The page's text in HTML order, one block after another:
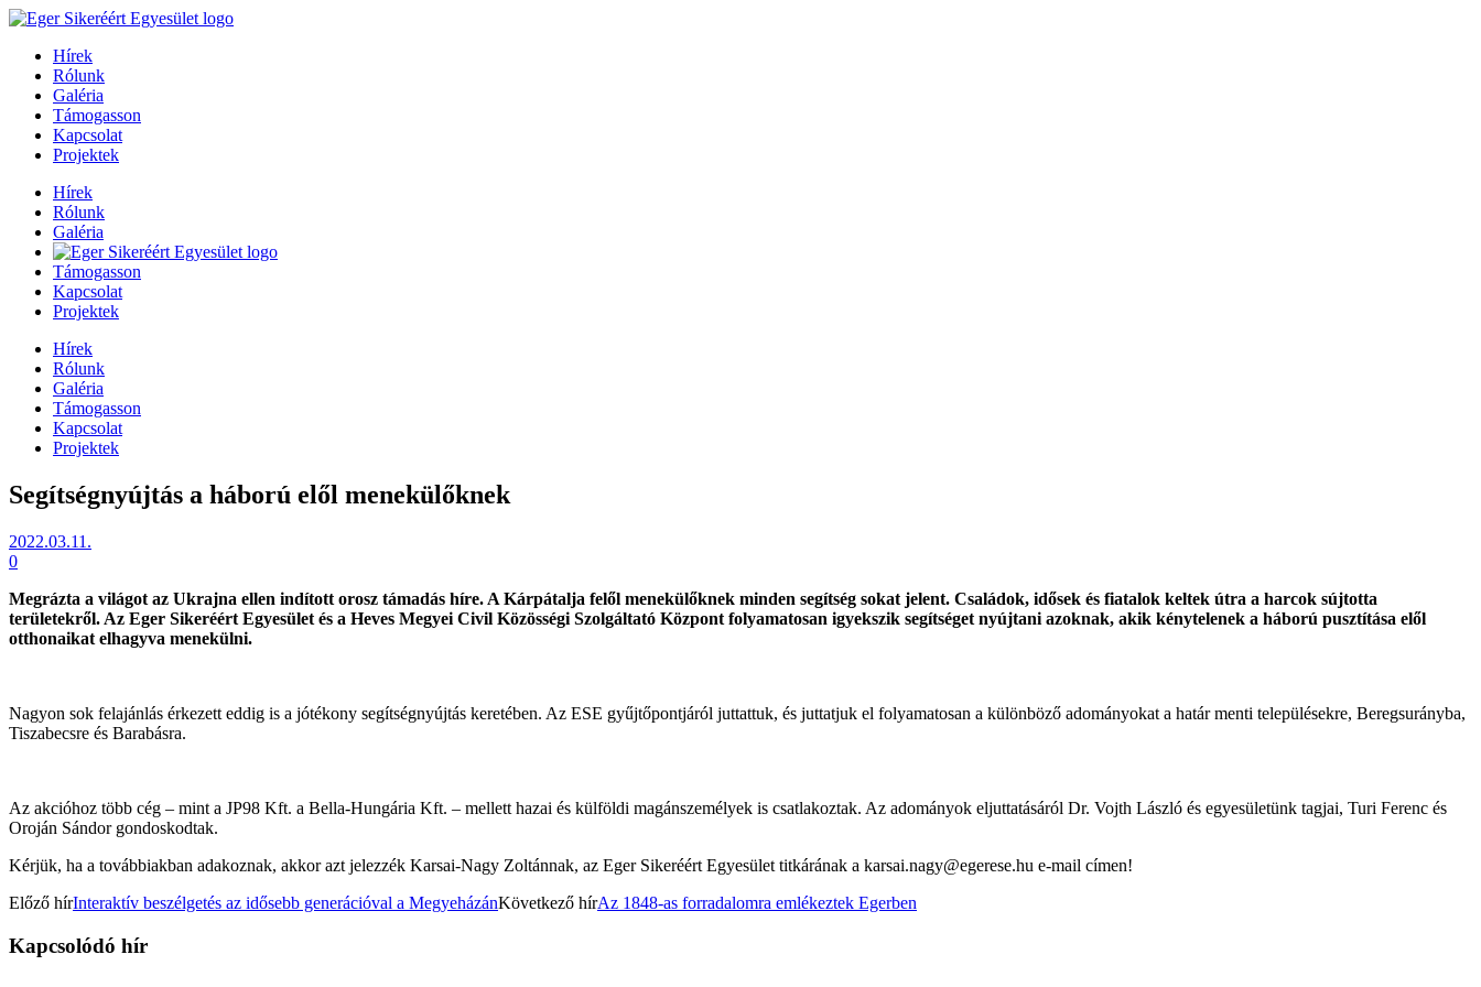
Hírek
Rólunk
Galéria
Támogasson
Kapcsolat
Projektek
Hírek
Rólunk
Galéria
Támogasson
Kapcsolat
Projektek
Hírek
Rólunk
Galéria
Támogasson
Kapcsolat
Projektek
Segítségnyújtás a háború elől menekülőknek
2022.03.11.
0
Megrázta a világot az Ukrajna ellen indított orosz támadás híre. A Kárpátalja felől menekülőknek minden segítség sokat jelent. Családok, idősek és fiatalok keltek útra a harcok sújtotta
területekről. Az Eger Sikeréért Egyesület és a Heves Megyei Civil Közösségi Szolgáltató Központ folyamatosan igyekszik segítséget nyújtani azoknak, akik kénytelenek a háború pusztítása elől
otthonaikat elhagyva menekülni.
Nagyon sok felajánlás érkezett eddig is a jótékony segítségnyújtás keretében. Az ESE gyűjtőpontjáról juttattuk, és juttatjuk el folyamatosan a különböző adományokat a határ menti településekre, Beregsurányba,
Tiszabecsre és Barabásra.
Az akcióhoz több cég – mint a JP98 Kft. a Bella-Hungária Kft. – mellett hazai és külföldi magánszemélyek is csatlakoztak. Az adományok eljuttatásáról Dr. Vojth László és egyesületünk tagjai, Turi Ferenc és
Oroján Sándor gondoskodtak.
Kérjük, ha a továbbiakban adakoznak, akkor azt jelezzék Karsai-Nagy Zoltánnak, az Eger Sikeréért Egyesület titkárának a karsai.nagy@egerese.hu e-mail címen!
Előző hírInteraktív beszélgetés az idősebb generációval a MegyeházánKövetkező hírAz 1848-as forradalomra emlékeztek Egerben
Kapcsolódó hír